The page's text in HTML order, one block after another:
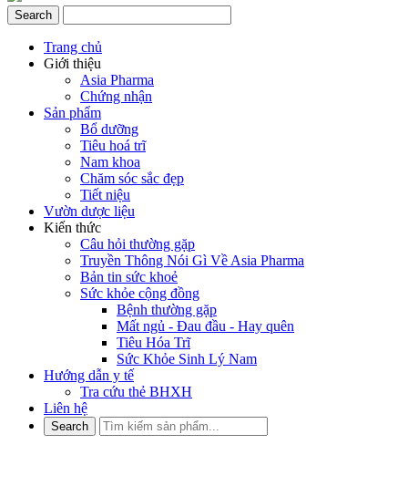
Trang chủ
Giới thiệu
Asia Pharma
Chứng nhận
Sản phẩm
Bổ dưỡng
Tiêu hoá trĩ
Nam khoa
Chăm sóc sắc đẹp
Tiết niệu
Vườn dược liệu
Kiến thức
Câu hỏi thường gặp
Truyền Thông Nói Gì Về Asia Pharma
Bản tin sức khoẻ
Sức khỏe cộng đồng
Bệnh thường gặp
Mất ngủ - Đau đầu - Hay quên
Tiêu Hóa Trĩ
Sức Khỏe Sinh Lý Nam
Hướng dẫn y tế
Tra cứu thẻ BHXH
Liên hệ